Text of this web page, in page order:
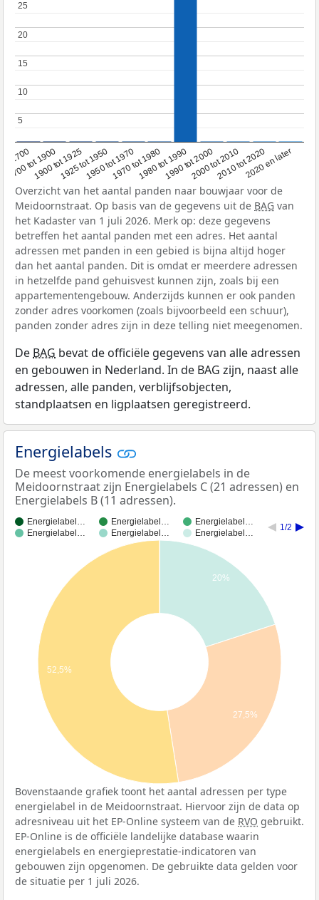
1700
1700 tot 1900
1900 tot 19251925 tot 19501950 tot 19701970 tot 19801980 tot 19901990 tot 20002000 tot 20102010 tot 20202020 en later
5
5
10
10
15
15
20
20
25
25
Overzicht van het aantal panden naar bouwjaar voor de
Meidoornstraat. Op basis van de gegevens uit de BAG van
het Kadaster van 1 juli 2026. Merk op: deze gegevens
betreffen het aantal panden met een adres. Het aantal
adressen met panden in een gebied is bijna altijd hoger
dan het aantal panden. Dit is omdat er meerdere adressen
in hetzelfde pand gehuisvest kunnen zijn, zoals bij een
appartementengebouw. Anderzijds kunnen er ook panden
zonder adres voorkomen (zoals bijvoorbeeld een schuur),
panden zonder adres zijn in deze telling niet meegenomen.
De BAG bevat de officiële gegevens van alle adressen
en gebouwen in Nederland. In de BAG zijn, naast alle
adressen, alle panden, verblijfsobjecten,
standplaatsen en ligplaatsen geregistreerd.
Energielabels
De meest voorkomende energielabels in de
Meidoornstraat zijn Energielabels C (21 adressen) en
Energielabels B (11 adressen).
Energielabel… Energielabel…
Energielabel…
Energielabel…
Energielabel… Energielabel…
1/2
20%
27,5%
52,5%
Bovenstaande grafiek toont het aantal adressen per type
energielabel in de Meidoornstraat. Hiervoor zijn de data op
adresniveau uit het EP-Online systeem van de RVO gebruikt.
EP-Online is de officiële landelijke database waarin
energielabels en energieprestatie-indicatoren van
gebouwen zijn opgenomen. De gebruikte data gelden voor
de situatie per 1 juli 2026.